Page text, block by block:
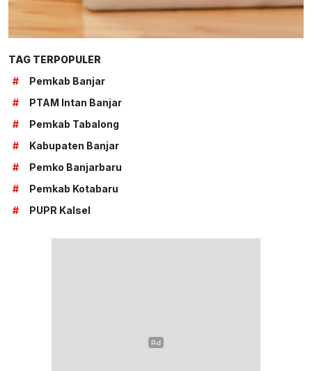
TAG TERPOPULER
#
Pemkab Banjar
#
PTAM Intan Banjar
#
Pemkab Tabalong
#
Kabupaten Banjar
#
Pemko Banjarbaru
#
Pemkab Kotabaru
#
PUPR Kalsel